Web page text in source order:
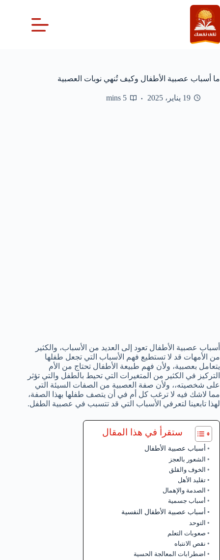
التجاوز
إلى
المحتوى
ما أسباب عصبية الأطفال وكيف تُنهي نوبات العصبية
19 يناير، 2025 5 mins
أسباب عصبية الأطفال تعود إلى العديد من الأسباب، والكثير
من الأمهات قد لا تستطيع فهم الأسباب التي تجعل طفلها
يتعامل بعصبية، ولأن فهم طبيعة الأطفال تحتاج من الأم
التركيز في الكثير من المتغيرات التي تحيط بالطفل والتي تؤثر
على شخصيته،، ولأن صفة العصبية من الصفات السيئة التي
مما لاشك فيه لا ترغب كل أم في أن يتصف طفلها بهذا الصفة،
لهذا تابعينا لتعرفي الأسباب التي قد تتسبب في عصبية الطفل.
ستقرأ في هذا المقال
أسباب عصبية الأطفال
الشعور بالعجز
الخوف والقلق
تقليد الأهل
الصدمة والإهمال
أسباب جسمية
أسباب عصبية الأطفال النفسية
التوحد
صعوبات التعلم
نقص الانتباه
اضطرابات المعالجة الحسية